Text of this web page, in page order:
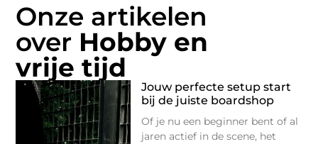
Onze artikelen
over Hobby en
vrije tijd
Jouw perfecte setup start
bij de juiste boardshop
Of je nu een beginner bent of al
jaren actief in de scene, het